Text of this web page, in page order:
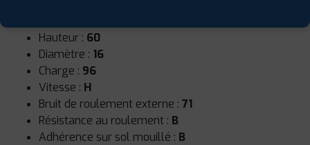
Hauteur : 60
Diamètre : 16
Charge : 96
Vitesse : H
Bruit de roulement externe : 71
Résistance au roulement : B
Adhérence sur sol mouillé : B